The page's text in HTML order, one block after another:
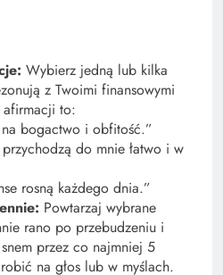
Wybierz jedną lub kilka
z Twoimi finansowymi
afirmacji to:
na bogactwo i obfitość.”
do mnie łatwo i w
rosną każdego dnia.”
Powtarzaj wybrane
rano po przebudzeniu i
przez co najmniej 5
na głos lub w myślach.